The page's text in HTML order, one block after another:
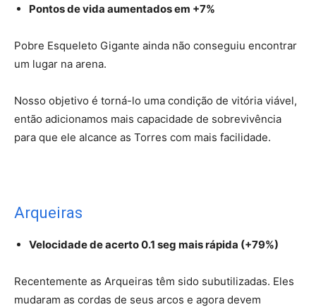
Pontos de vida aumentados em +7%
Pobre Esqueleto Gigante ainda não conseguiu encontrar
um lugar na arena.
Nosso objetivo é torná-lo uma condição de vitória viável,
então adicionamos mais capacidade de sobrevivência
para que ele alcance as Torres com mais facilidade.
Arqueiras
Velocidade de acerto 0.1 seg mais rápida (+79%)
Recentemente as Arqueiras têm sido subutilizadas. Eles
mudaram as cordas de seus arcos e agora devem